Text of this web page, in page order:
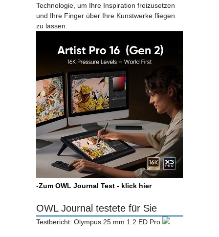
Technologie, um Ihre Inspiration freizusetzen
und Ihre Finger über Ihre Kunstwerke fliegen
zu lassen.
-Zum OWL Journal Test - klick hier
OWL Journal testete für Sie
Testbericht: Olympus 25 mm 1.2 ED Pro